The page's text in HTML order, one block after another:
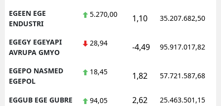
EGEEN EGE
ENDUSTRI
5.270,00 1,10 35.207.682,50
EGEGY EGEYAPI
AVRUPA GMYO
28,94 -4,49 95.917.017,82
EGEPO NASMED
EGEPOL
18,45 1,82 57.721.587,68
EGGUB EGE GUBRE 94,05 2,62 25.463.501,15